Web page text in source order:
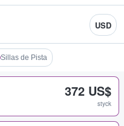
USD
Sillas de Pista
372 US$
styck